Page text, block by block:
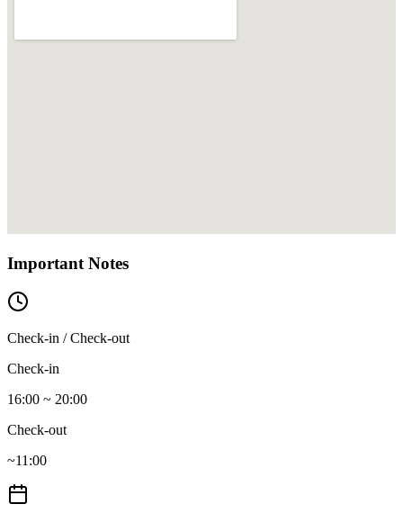
Important Notes
Check-in / Check-out
Check-in
16:00 ~ 20:00
Check-out
~11:00